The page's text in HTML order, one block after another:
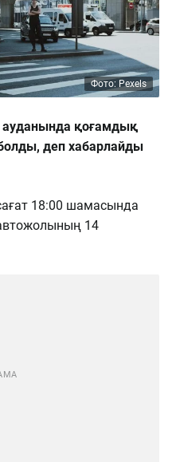
Фото: Pexels
қоғамдық
деп хабарлайды
18:00 шамасында
14